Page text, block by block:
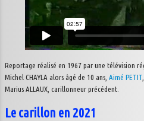
Reportage réalisé en 1967 par une télévision
Michel CHAYLA alors âgé de 10 ans, Aimé PETIT
Marius ALLAUX, carillonneur précédent.
Le carillon en 2021